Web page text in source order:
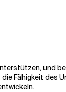
und
Fähigkeit des